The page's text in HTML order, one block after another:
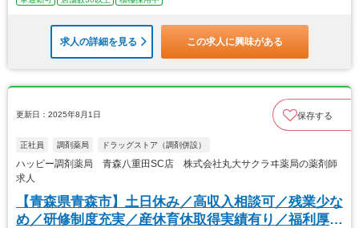
求人の詳細を見る この求人に興味がある
更新日：2025年8月1日 保存する
正社員 調剤薬局 ドラッグストア（調剤併設）
ハッピー調剤薬局 青森八重田SC店 株式会社丸大サクラヰ薬局の薬剤師
求人
【青森県青森市】土日休み／高収入相談可／残業少な
め／研修制度充実／産休育休取得実績有り／福利厚生